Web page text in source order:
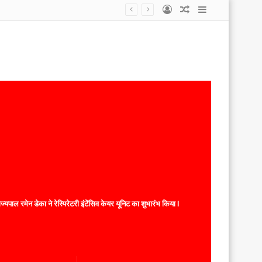
Sidebar
Random
Log
रमेन डेका ने रेस्पिरेटरी इंटेंसिव केयर यूनिट का शुभारंभ किया l